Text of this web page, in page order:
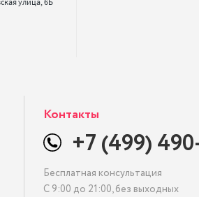
Контакты
+7 (499)
Бесплатная консультация
С 9:00 до 21:00, без выходных